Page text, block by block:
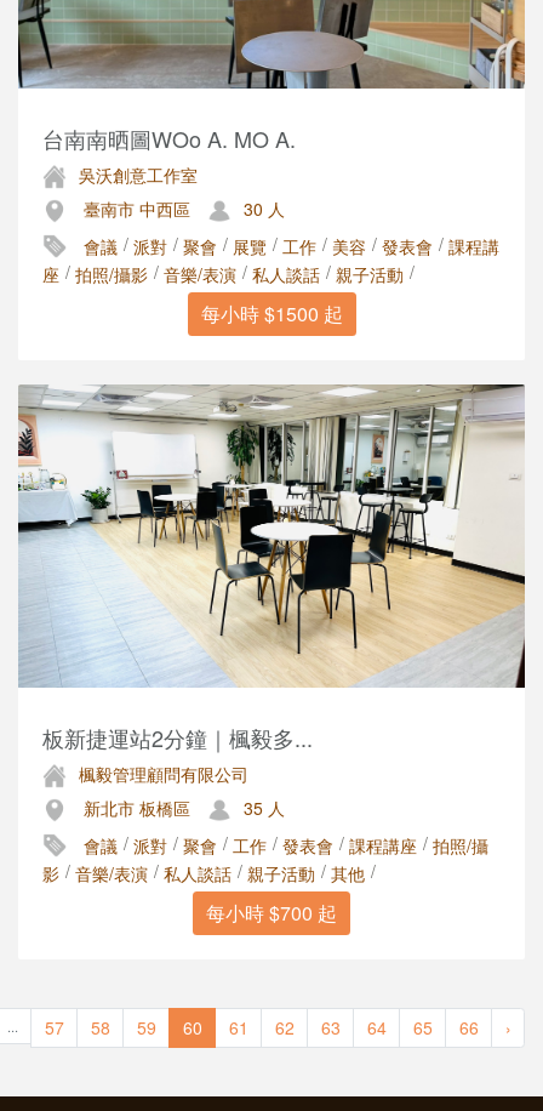
台南南晒圖WOo A. MO A.
吳沃創意工作室
臺南市 中西區
30 人
會議 / 派對 / 聚會 / 展覽 / 工作 / 美容 / 發表會 / 課程講
座 / 拍照/攝影 / 音樂/表演 / 私人談話 / 親子活動 /
每小時 $1500 起
板新捷運站2分鐘｜楓毅多...
楓毅管理顧問有限公司
新北市 板橋區
35 人
會議 / 派對 / 聚會 / 工作 / 發表會 / 課程講座 / 拍照/攝
影 / 音樂/表演 / 私人談話 / 親子活動 / 其他 /
每小時 $700 起
... 57 58 59 60 61 62 63 64 65 66 ›